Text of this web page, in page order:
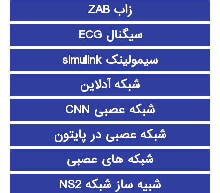
زاب ZAB
سیگنال ECG
سیمولینک simulink
شبکه آدلاین
شبکه عصبی CNN
شبکه عصبی در پایتون
شبکه های عصبی
شبیه ساز شبکه NS2